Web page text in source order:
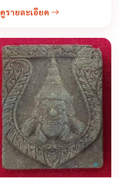
ดูรายละเอียด